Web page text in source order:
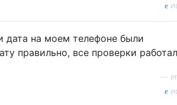
дата на моем телефоне были
правильно, все проверки